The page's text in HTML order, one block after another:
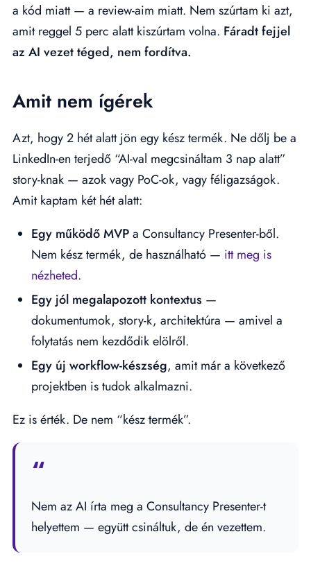
a kód miatt — a review-aim miatt. Nem szúrtam ki azt,
amit reggel 5 perc alatt kiszúrtam volna. Fáradt fejjel
az AI vezet téged, nem fordítva.
Amit nem ígérek
Azt, hogy 2 hét alatt jön egy kész termék. Ne dőlj be a
LinkedIn-en terjedő “AI-val megcsináltam 3 nap alatt”
story-knak — azok vagy PoC-ok, vagy féligazságok.
Amit kaptam két hét alatt:
Egy működő MVPa Consultancy Presenter-ből.
Nem kész termék, de használható — itt meg is
nézheted.
Egy jól megalapozott kontextus —
dokumentumok, story-k, architektúra — amivel a
folytatás nem kezdődik elölről.
Egy új workflow-készség, amit már a következő
projektben is tudok alkalmazni.
Ez is érték. De nem “kész termék”.
Nem az AI írta meg a Consultancy Presenter-t
helyettem — együtt csináltuk, de én vezettem.